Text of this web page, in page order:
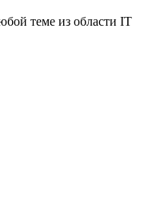
теме из области IT